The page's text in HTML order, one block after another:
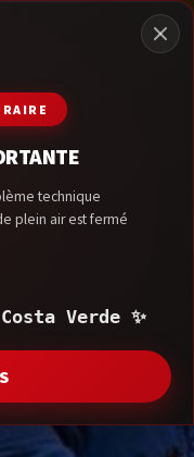
technique
plein air est fermé
Verde ✨